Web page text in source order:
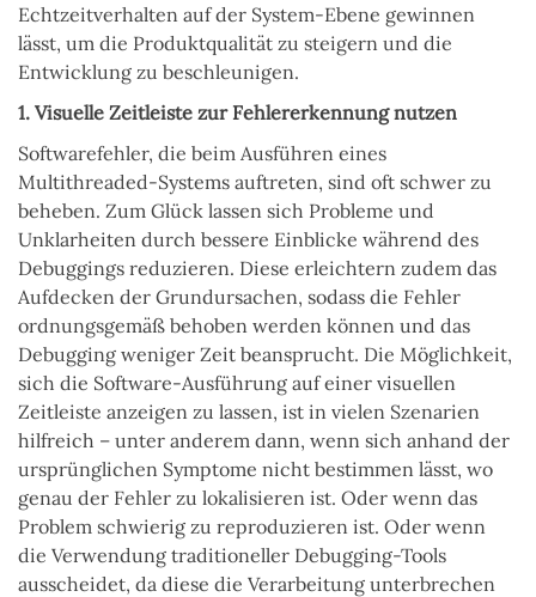
Echtzeitverhalten auf der System-Ebene gewinnen
lässt, um die Produktqualität zu steigern und die
Entwicklung zu beschleunigen.
1. Visuelle Zeitleiste zur Fehlererkennung nutzen
Softwarefehler, die beim Ausführen eines
Multithreaded-Systems auftreten, sind oft schwer zu
beheben. Zum Glück lassen sich Probleme und
Unklarheiten durch bessere Einblicke während des
Debuggings reduzieren. Diese erleichtern zudem das
Aufdecken der Grundursachen, sodass die Fehler
ordnungsgemäß behoben werden können und das
Debugging weniger Zeit beansprucht. Die Möglichkeit,
sich die Software-Ausführung auf einer visuellen
Zeitleiste anzeigen zu lassen, ist in vielen Szenarien
hilfreich – unter anderem dann, wenn sich anhand der
ursprünglichen Symptome nicht bestimmen lässt, wo
genau der Fehler zu lokalisieren ist. Oder wenn das
Problem schwierig zu reproduzieren ist. Oder wenn
die Verwendung traditioneller Debugging-Tools
ausscheidet, da diese die Verarbeitung unterbrechen